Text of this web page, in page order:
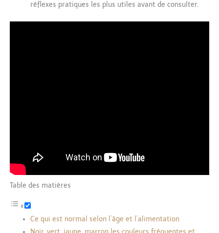
réflexes pratiques les plus utiles avant de consulter.
Table des matières
Ce qui est normal selon l’âge et l’alimentation